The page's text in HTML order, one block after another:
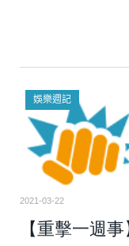
娛樂週記
2021-03-22
【重擊一週